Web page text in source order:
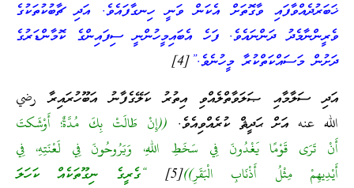
ޚަބަރުދެއްވާފައި ވާގޮތަށް އެކަން ވަނީ ހިނގާފައެވެ. އަދި ޗާބުކުތަކުގެ
ވެރީންނާމެދު ދަންނައެވެ. ފަހެ އެބައިމީހުންނީ ސިފައިންގެ ކޮމާންޑަރުގެ
ދަށުން މަސައްކަތްކުރާ މީހުނެވެ.”[4]
އަދި ސަލާމާއި ޞަލަވާތްލެއްވި އިތުރު ކަލޭގެފާނު އަބޫހުރައިރާ رضي
الله عنه އަށް ޙަދީޘް ކުރެއްވިއެވެ. ((إِنْ طَالَتْ بِكَ مُدَّةٌ؛ أَوْشَكتَ
أَنْ تَرَى قَوْمًا يَغْدُونَ فِي سَخَطِ اللهِ، وَيَرُوحُونَ فِي لَعْنَتِهِ، فِي
أَيْدِيهِمْ مِثْلُ أَذْنَابِ الْبَقَرِ))[5]
“ގެރީގެ ނިގޫތަކެއް ކަހަލަ